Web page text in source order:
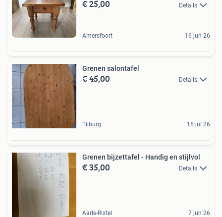
€ 25,00 Details
Amersfoort 16 jun 26
Grenen salontafel
€ 45,00 Details
Tilburg 15 jul 26
Grenen bijzettafel - Handig en stijlvol
€ 35,00 Details
Aarle-Rixtel 7 jun 26